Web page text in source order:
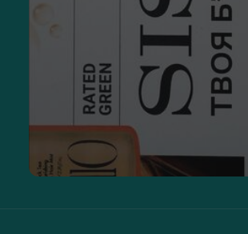
Для найкращого результату
лосьйон із делікатним очищенням.
використовувати скраб 1–2 рази на
видалити ороговілі клітини та посилити дію
зволожувальних компонентів.
Якщо шкіра дуже суха або схильна до
ключовим критерієм вибору є склад
варто надавати засобам із пантенолом,
олією ши — ці компоненти заспокоюють
втрату вологи та підтримують її
чутливої шкіри важливо уникати формул зі
агресивними ароматизаторами, які можуть
сухість і викликати дискомфорт. Гарний